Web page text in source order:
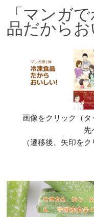
「マンガ
品だからお
画像をクリック（
先
（遷移後、矢印を